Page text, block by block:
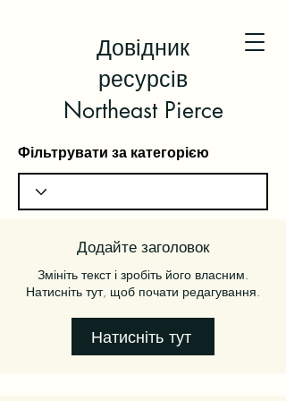
Довідник
ресурсів
Northeast Pierce
Фільтрувати за категорією
Додайте заголовок
Змініть текст і зробіть його власним.
Натисніть тут, щоб почати редагування.
Натисніть тут